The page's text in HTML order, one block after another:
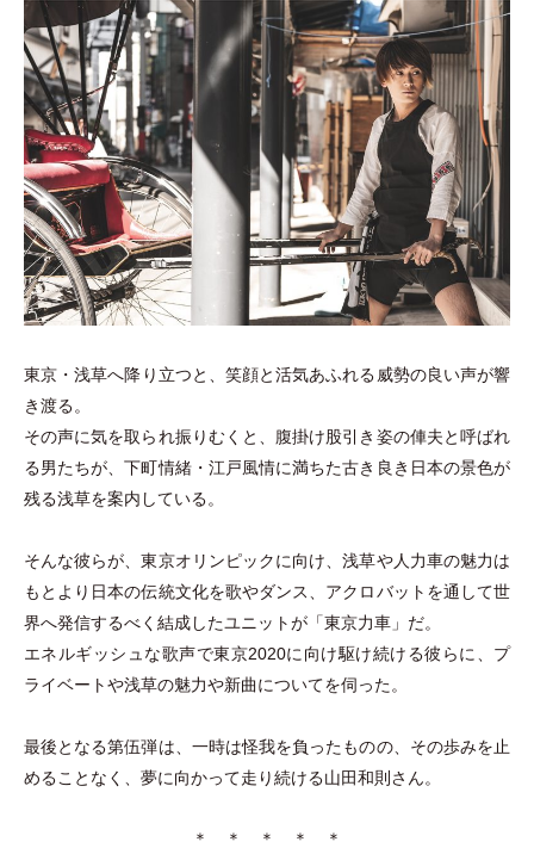
東京 ・浅草へ降り立つと、笑顔と活気あふれる威勢の良い声が響
き渡る。
その声に気を取られ振りむくと、腹掛け股引き姿の俥夫と呼ばれ
る男たちが、下町情緒・ 江戸風情に満ちた古き良き日本の景色が
残る浅草を案内している。
そんな彼らが、東京オリンピックに向け、浅草や人力車の魅力は
もとより日本の伝統文化を歌やダンス、アクロバットを通して世
界へ発信するべく結成したユニットが 「東京力車 」 だ。
エネルギッシュな歌声で東京2020に向け駆け続ける彼らに、プ
ライベートや浅草の魅力や新曲についてを伺った。
最後となる第伍弾は、一時は怪我を負ったものの、その歩みを止
めることなく、夢に向かって走り続ける山田和則さん。
＊ ＊ ＊ ＊ ＊